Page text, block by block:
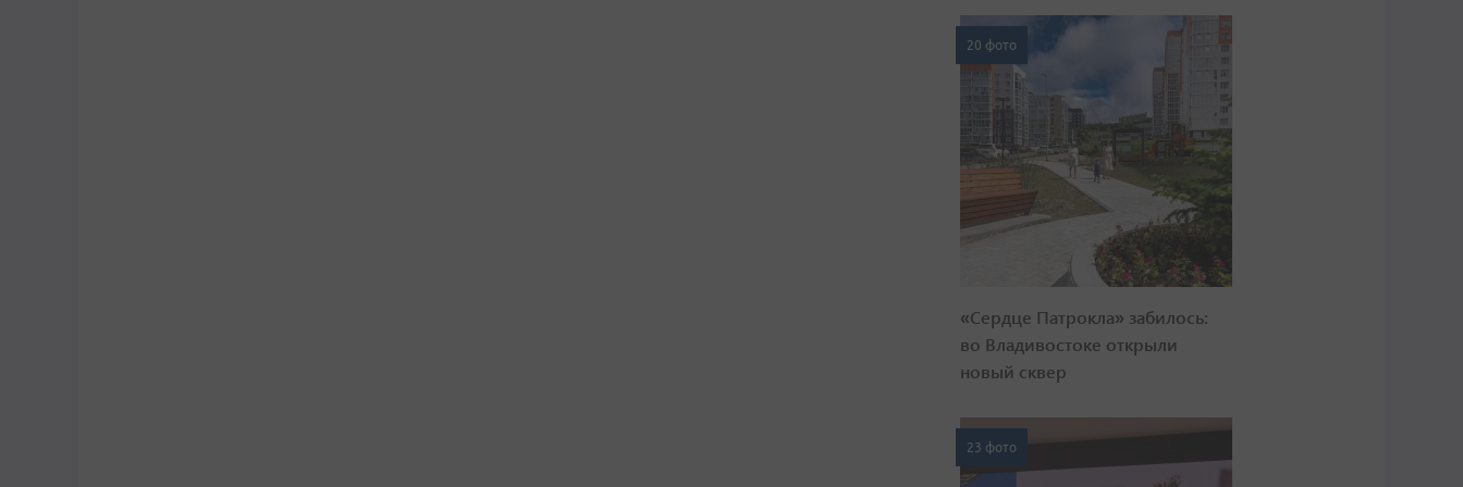
20 фото
«Сердце Патрокла» забилось:
во Владивостоке открыли
новый сквер
23 фото